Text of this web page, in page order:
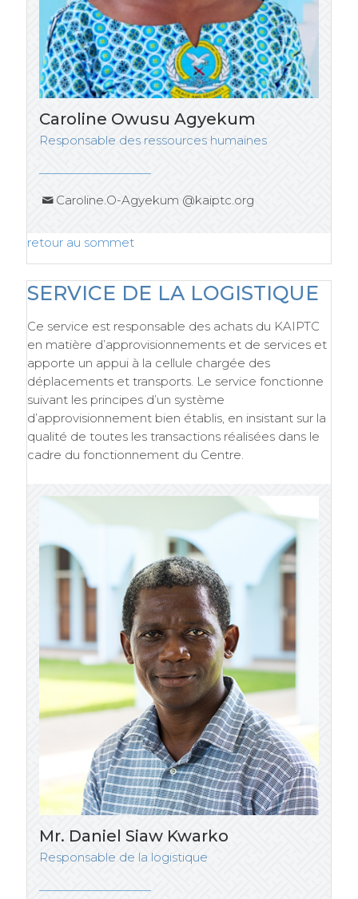
Caroline Owusu Agyekum
Responsable des ressources humaines
Caroline.O-Agyekum @kaiptc.org
retour au sommet
SERVICE DE LA LOGISTIQUE
Ce service est responsable des achats du KAIPTC
en matière d’approvisionnements et de services et
apporte un appui à la cellule chargée des
déplacements et transports. Le service fonctionne
suivant les principes d’un système
d’approvisionnement bien établis, en insistant sur la
qualité de toutes les transactions réalisées dans le
cadre du fonctionnement du Centre.
Mr. Daniel Siaw Kwarko
Responsable de la logistique